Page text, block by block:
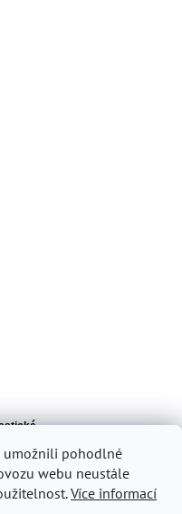
umožnili pohodlné
webu neustále
Více informací